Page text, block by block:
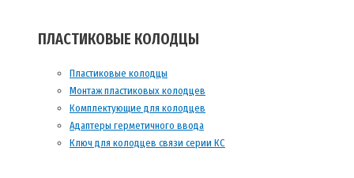
ПЛАСТИКОВЫЕ КОЛОДЦЫ
Пластиковые колодцы
Монтаж пластиковых колодцев
Комплектующие для колодцев
Адаптеры герметичного ввода
Ключ для колодцев связи серии КС